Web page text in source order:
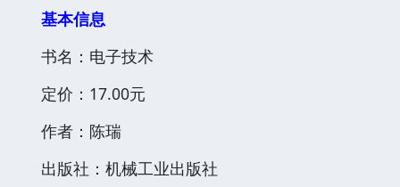
基本信息
书名：电子技术
定价：17.00元
作者：陈瑞
出版社：机械工业出版社